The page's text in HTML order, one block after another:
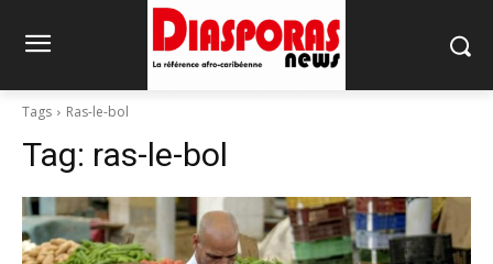
Tags Ras-le-bol
Tag: ras-le-bol